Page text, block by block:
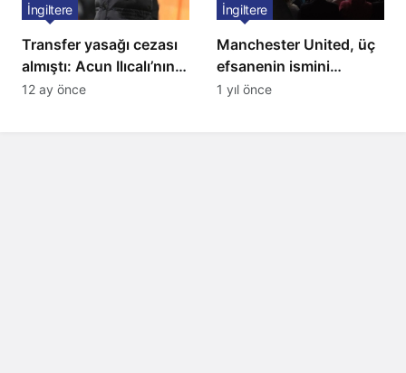
Transfer yasağı cezası
almıştı: Acun Ilıcalı’nın
ekibi Hull City’ye kötü
İngiltere
12 ay önce
Manchester United, üç
efsanenin ismini
yasakladı
İngiltere
1 yıl önce